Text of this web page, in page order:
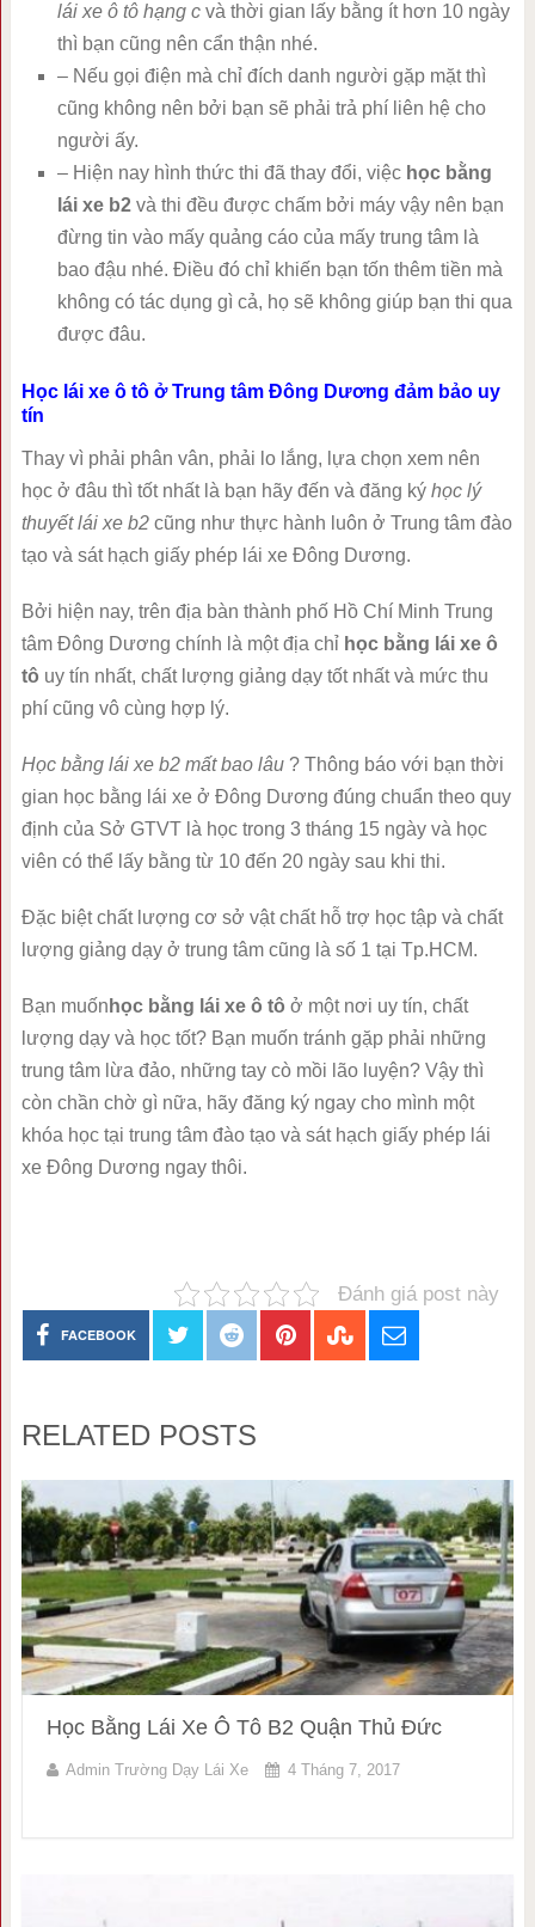
lái xe ô tô hạng cvà thời gian lấy bằng ít hơn 10 ngày
thì bạn cũng nên cẩn thận nhé.
– Nếu gọi điện mà chỉ đích danh người gặp mặt thì
cũng không nên bởi bạn sẽ phải trả phí liên hệ cho
người ấy.
– Hiện nay hình thức thi đã thay đổi, việc học bằng
lái xe b2và thi đều được chấm bởi máy vậy nên bạn
đừng tin vào mấy quảng cáo của mấy trung tâm là
bao đậu nhé. Điều đó chỉ khiến bạn tốn thêm tiền mà
không có tác dụng gì cả, họ sẽ không giúp bạn thi qua
được đâu.
Học lái xe ô tô ở Trung tâm Đông Dương đảm bảo uy
tín
Thay vì phải phân vân, phải lo lắng, lựa chọn xem nên
học ở đâu thì tốt nhất là bạn hãy đến và đăng ký học lý
thuyết lái xe b2cũng như thực hành luôn ở Trung tâm đào
tạo và sát hạch giấy phép lái xe Đông Dương.
Bởi hiện nay, trên địa bàn thành phố Hồ Chí Minh Trung
tâm Đông Dương chính là một địa chỉ học bằng lái xe ô
tô uy tín nhất, chất lượng giảng dạy tốt nhất và mức thu
phí cũng vô cùng hợp lý.
Học bằng lái xe b2 mất bao lâu ? Thông báo với bạn thời
gian học bằng lái xe ở Đông Dương đúng chuẩn theo quy
định của Sở GTVT là học trong 3 tháng 15 ngày và học
viên có thể lấy bằng từ 10 đến 20 ngày sau khi thi.
Đặc biệt chất lượng cơ sở vật chất hỗ trợ học tập và chất
lượng giảng dạy ở trung tâm cũng là số 1 tại Tp.HCM.
Bạn muốn học bằng lái xe ô tô ở một nơi uy tín, chất
lượng dạy và học tốt? Bạn muốn tránh gặp phải những
trung tâm lừa đảo, những tay cò mồi lão luyện? Vậy thì
còn chần chờ gì nữa, hãy đăng ký ngay cho mình một
khóa học tại trung tâm đào tạo và sát hạch giấy phép lái
xe Đông Dương ngay thôi.
Đánh giá post này
FACEBOOK
RELATED POSTS
Học Bằng Lái Xe Ô Tô B2 Quận Thủ Đức
Admin Trường Dạy Lái Xe 4 Tháng 7, 2017